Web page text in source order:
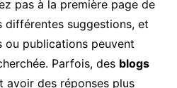
pas à la première page de
différentes suggestions, et
ou publications peuvent
Parfois, des blogs
avoir des réponses plus